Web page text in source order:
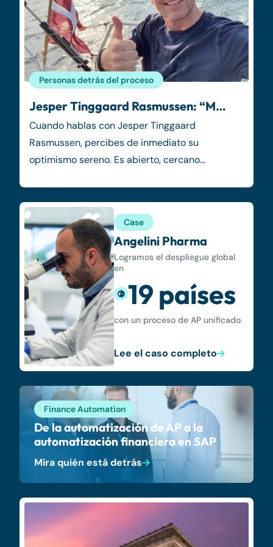
Jesper Tinggaard Rasmussen: “M…
Cuando hablas con Jesper Tinggaard
Rasmussen, percibes de inmediato su
optimismo sereno. Es abierto, cercano…
Personas detrás del proceso
Case
Angelini Pharma
Logramos el despliegue global
en
19 países
con un proceso de AP unificado.
Lee el caso completo
Finance Automation
De la automatización de AP a la
automatización financiera en SAP
Mira quién está detrás